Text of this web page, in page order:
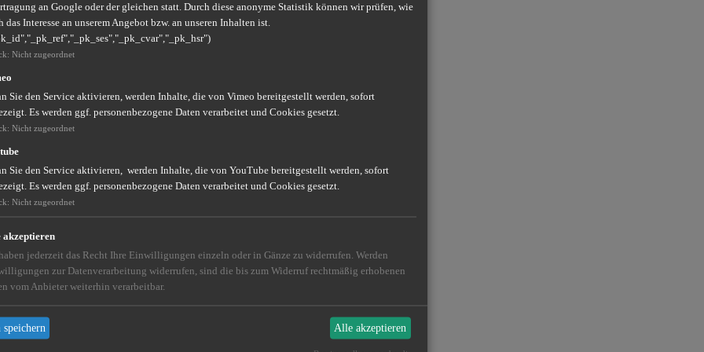
- alle Ausgaben
als pdf-Datei zum Nachlesen.
an Google oder der gleichen statt. Durch diese anonyme Statistik können wir prüfen, wie
das Interesse an unserem Angebot bzw. an unseren Inhalten ist.
: Nicht zugeordnet
Sie den Service aktivieren, werden Inhalte, die von Vimeo bereitgestellt werden, sofort
Es werden ggf. personenbezogene Daten verarbeitet und Cookies gesetzt.
: Nicht zugeordnet
Sie den Service aktivieren, werden Inhalte, die von YouTube bereitgestellt werden, sofort
Es werden ggf. personenbezogene Daten verarbeitet und Cookies gesetzt.
: Nicht zugeordnet
akzeptieren
jederzeit das Recht Ihre Einwilligungen einzeln oder in Gänze zu widerrufen. Werden
zur Datenverarbeitung widerrufen, sind die bis zum Widerruf rechtmäßig erhobenen
vom Anbieter weiterhin verarbeitbar.
Alle akzeptieren